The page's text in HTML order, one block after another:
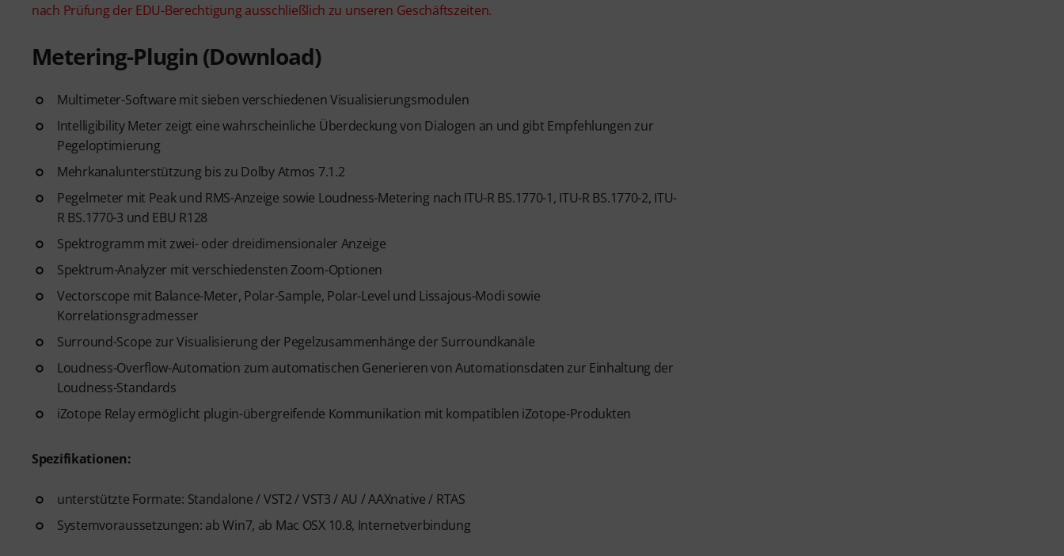
nach Prüfung der EDU-Berechtigung ausschließlich zu unseren Geschäftszeiten.
Metering-Plugin (Download)
Multimeter-Software mit sieben verschiedenen Visualisierungsmodulen
Intelligibility Meter zeigt eine wahrscheinliche Überdeckung von Dialogen an und gibt Empfehlungen zur
Pegeloptimierung
Mehrkanalunterstützung bis zu Dolby Atmos 7.1.2
Pegelmeter mit Peak und RMS-Anzeige sowie Loudness-Metering nach ITU-R BS.1770-1, ITU-R BS.1770-2, ITU-
R BS.1770-3 und EBU R128
Spektrogramm mit zwei- oder dreidimensionaler Anzeige
Spektrum-Analyzer mit verschiedensten Zoom-Optionen
Vectorscope mit Balance-Meter, Polar-Sample, Polar-Level und Lissajous-Modi sowie
Korrelationsgradmesser
Surround-Scope zur Visualisierung der Pegelzusammenhänge der Surroundkanäle
Loudness-Overflow-Automation zum automatischen Generieren von Automationsdaten zur Einhaltung der
Loudness-Standards
iZotope Relay ermöglicht plugin-übergreifende Kommunikation mit kompatiblen iZotope-Produkten
Spezifikationen:
unterstützte Formate: Standalone / VST2 / VST3 / AU / AAXnative / RTAS
Systemvoraussetzungen: ab Win7, ab Mac OSX 10.8, Internetverbindung